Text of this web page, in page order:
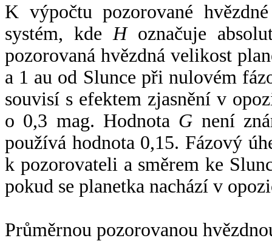
K výpočtu pozorované
systém, kde Hoznačuje
pozorovaná hvězdná velikost
a 1 au od Slunce při nulovém
souvisí s efektem zjasnění v
o 0,3 mag. Hodnota G není
používá hodnota 0,15. Fázový
k pozorovateli a směrem ke
pokud se planetka nachází v
Průměrnou pozorovanou